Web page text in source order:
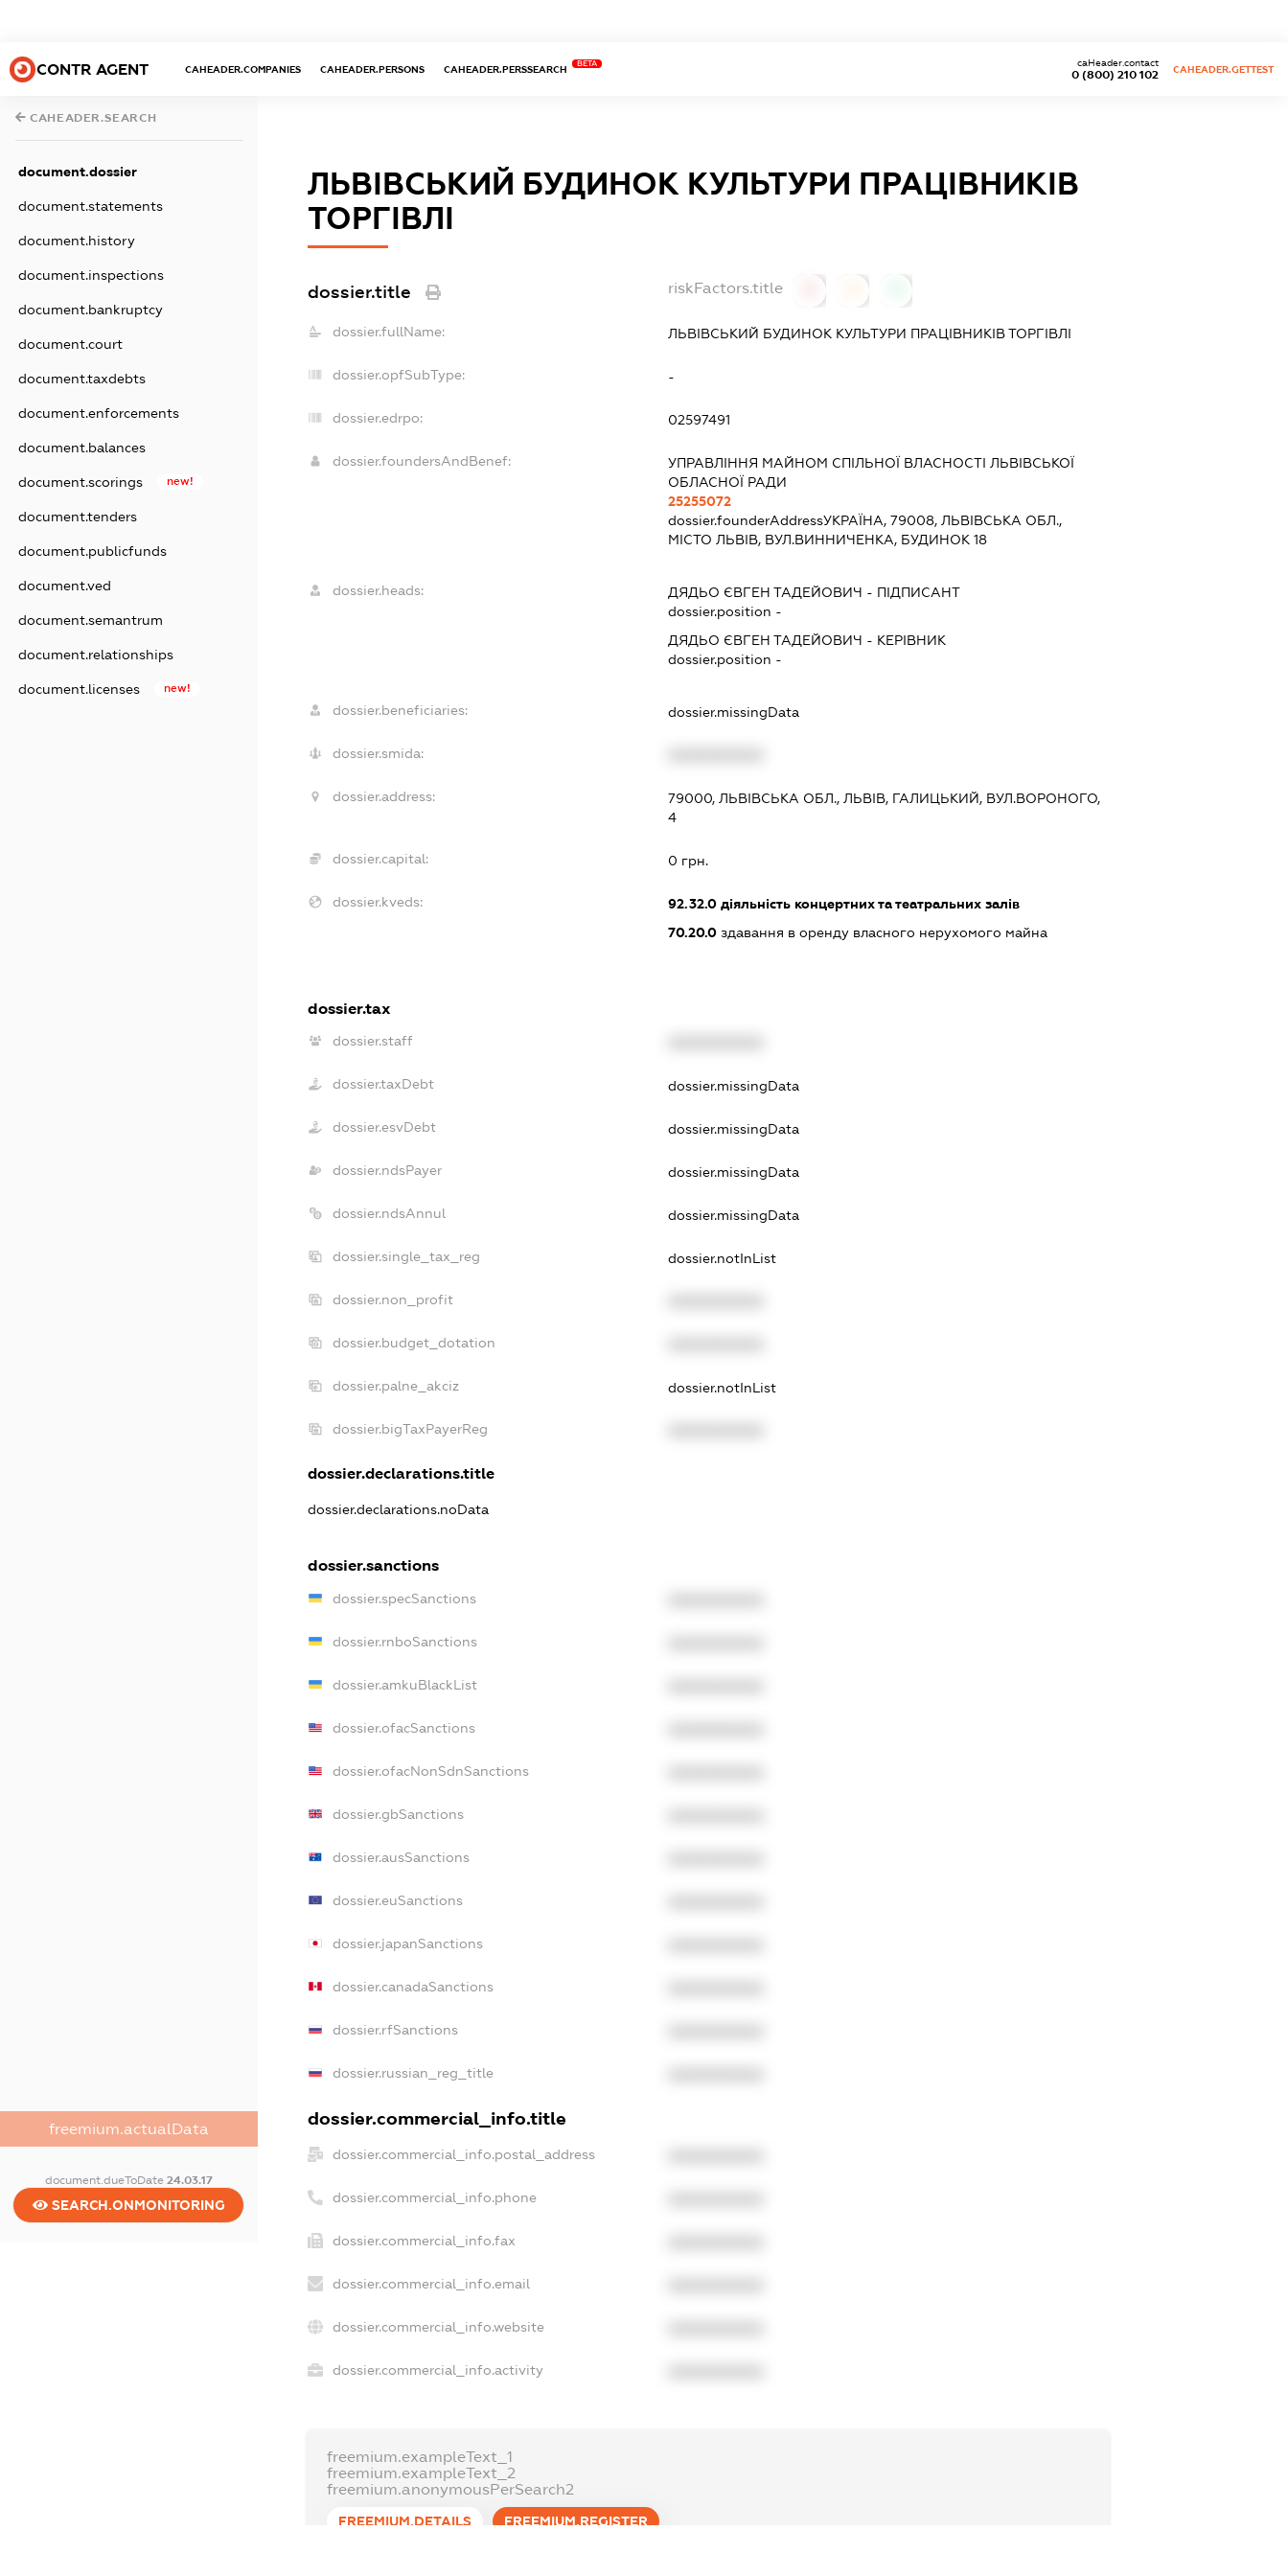
CONTR AGENT CAHEADER.COMPANIES CAHEADER.PERSONS CAHEADER.PERSSEARCH
BETA
0 (800) 210 102
caHeader.contact
CAHEADER.GETTEST
CAHEADER.SEARCH
document.dossier
document.statements
document.history
document.inspections
document.bankruptcy
document.court
document.taxdebts
document.enforcements
document.balances
document.scorings new!
document.tenders
document.publicfunds
document.ved
document.semantrum
document.relationships
document.licenses new!
freemium.actualData
document.dueToDate 24.03.17
SEARCH.ONMONITORING
ЛЬВІВСЬКИЙ БУДИНОК КУЛЬТУРИ ПРАЦІВНИКІВ
ТОРГІВЛІ
dossier.title riskFactors.title
dossier.fullName: ЛЬВІВСЬКИЙ БУДИНОК КУЛЬТУРИ ПРАЦІВНИКІВ ТОРГІВЛІ
dossier.opfSubType: -
dossier.edrpo: 02597491
dossier.foundersAndBenef:
УПРАВЛІННЯ МАЙНОМ СПІЛЬНОЇ ВЛАСНОСТІ ЛЬВІВСЬКОЇ
ОБЛАСНОЇ РАДИ
25255072
dossier.founderAddressУКРАЇНА, 79008, ЛЬВІВСЬКА ОБЛ.,
МІСТО ЛЬВІВ, ВУЛ.ВИННИЧЕНКА, БУДИНОК 18
dossier.heads: ДЯДЬО ЄВГЕН ТАДЕЙОВИЧ - ПІДПИСАНТ
dossier.position -
ДЯДЬО ЄВГЕН ТАДЕЙОВИЧ - КЕРІВНИК
dossier.position -
dossier.beneficiaries: dossier.missingData
dossier.smida:
dossier.address:
79000, ЛЬВІВСЬКА ОБЛ., ЛЬВІВ, ГАЛИЦЬКИЙ, ВУЛ.ВОРОНОГО,
4
dossier.capital: 0 грн.
dossier.kveds: 92.32.0 діяльність концертних та театральних залів
70.20.0 здавання в оренду власного нерухомого майна
dossier.tax
dossier.staff
dossier.taxDebt dossier.missingData
dossier.esvDebt dossier.missingData
dossier.ndsPayer dossier.missingData
dossier.ndsAnnul dossier.missingData
dossier.single_tax_reg dossier.notInList
dossier.non_profit
dossier.budget_dotation
dossier.palne_akciz dossier.notInList
dossier.bigTaxPayerReg
dossier.declarations.title
dossier.declarations.noData
dossier.sanctions
dossier.specSanctions
dossier.rnboSanctions
dossier.amkuBlackList
dossier.ofacSanctions
dossier.ofacNonSdnSanctions
dossier.gbSanctions
dossier.ausSanctions
dossier.euSanctions
dossier.japanSanctions
dossier.canadaSanctions
dossier.rfSanctions
dossier.russian_reg_title
dossier.commercial_info.title
dossier.commercial_info.postal_address
dossier.commercial_info.phone
dossier.commercial_info.fax
dossier.commercial_info.email
dossier.commercial_info.website
dossier.commercial_info.activity
freemium.exampleText_1
freemium.exampleText_2
freemium.anonymousPerSearch2
FREEMIUM.DETAILS FREEMIUM.REGISTER